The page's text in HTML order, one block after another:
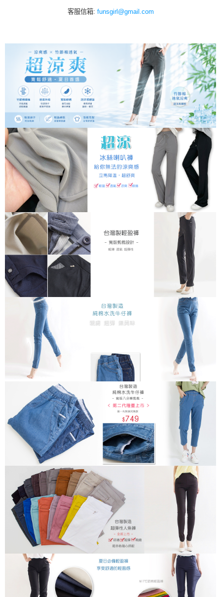
客服信箱: funsgirl@gmail.com